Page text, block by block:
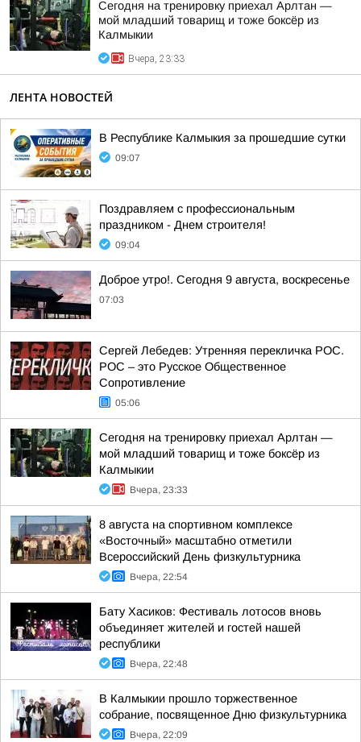
Сегодня на тренировку приехал Арлтан —
мой младший товарищ и тоже боксёр из
Калмыкии
Вчера, 23:33
ЛЕНТА НОВОСТЕЙ
В Республике Калмыкия за прошедшие сутки
09:07
Поздравляем с профессиональным
праздником - Днем строителя!
09:04
Доброе утро!. Сегодня 9 августа, воскресенье
07:03
Сергей Лебедев: Утренняя перекличка РОС.
РОС – это Русское Общественное
Сопротивление
05:06
Сегодня на тренировку приехал Арлтан —
мой младший товарищ и тоже боксёр из
Калмыкии
Вчера, 23:33
8 августа на спортивном комплексе
«Восточный» масштабно отметили
Всероссийский День физкультурника
Вчера, 22:54
Бату Хасиков: Фестиваль лотосов вновь
объединяет жителей и гостей нашей
республики
Вчера, 22:48
В Калмыкии прошло торжественное
собрание, посвященное Дню физкультурника
Вчера, 22:09